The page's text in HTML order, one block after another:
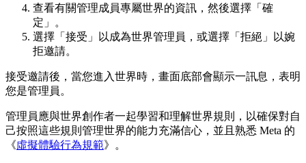
查看有關管理成員專屬世界的資訊，然後選擇「 確
定 」。
選擇「 接受 」以成為世界管理員，或選擇「 拒絕 」以婉
拒邀請。
接受邀請後，當您進入世界時，畫面底部會顯示一訊息，表明
您是管理員。
管理員應與世界創作者一起學習和理解世界規則，以確保對自
己按照這些規則管理世界的能力充滿信心，並且熟悉 Meta 的
《虛擬體驗行為規範》。